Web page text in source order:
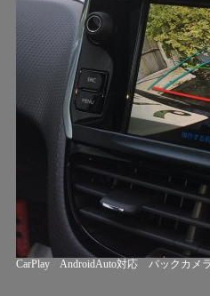
CarPlay AndroidAuto対応 バックカメ